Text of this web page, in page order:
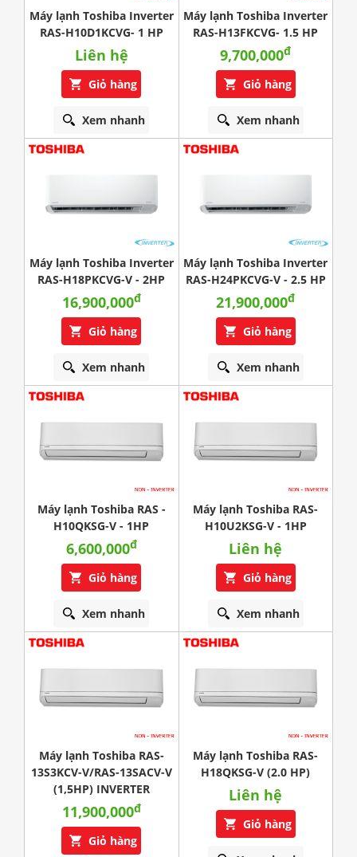
Máy lạnh Toshiba Inverter
RAS-H10D1KCVG- 1 HP
Liên hệ
Giỏ hàng
Xem nhanh
Máy lạnh Toshiba Inverter
RAS-H13FKCVG- 1.5 HP
9,700,000đ
Giỏ hàng
Xem nhanh
Máy lạnh Toshiba Inverter
RAS-H18PKCVG-V - 2HP
16,900,000đ
Giỏ hàng
Xem nhanh
Máy lạnh Toshiba Inverter
RAS-H24PKCVG-V - 2.5 HP
21,900,000đ
Giỏ hàng
Xem nhanh
Máy lạnh Toshiba RAS -
H10QKSG-V - 1HP
6,600,000đ
Giỏ hàng
Xem nhanh
Máy lạnh Toshiba RAS-
H10U2KSG-V - 1HP
Liên hệ
Giỏ hàng
Xem nhanh
Máy lạnh Toshiba RAS-
13S3KCV-V/RAS-13SACV-V
(1,5HP) INVERTER
11,900,000đ
Giỏ hàng
Máy lạnh Toshiba RAS-
H18QKSG-V (2.0 HP)
Liên hệ
Giỏ hàng